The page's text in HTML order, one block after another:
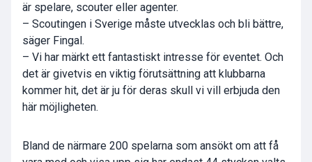
är spelare, scouter eller agenter.
– Scoutingen i Sverige måste utvecklas och bli bättre,
säger Fingal.
– Vi har märkt ett fantastiskt intresse för eventet. Och
det är givetvis en viktig förutsättning att klubbarna
kommer hit, det är ju för deras skull vi vill erbjuda den
här möjligheten.
Bland de närmare 200 spelarna som ansökt om att få